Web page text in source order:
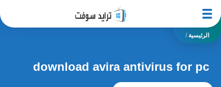
الرئيسية /
download avira antivirus for pc